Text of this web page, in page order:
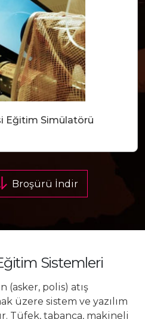
Eğitim Simülatörü
Broşürü İndir
Sistemleri
polis) atış
üzere sistem ve yazılım
Tüfek, tabanca, makineli